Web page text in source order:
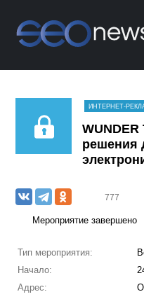
ИНТЕРНЕТ-
WUNDER
решения
777
Мероприятие завершено
Тип мероприятия:
Начало:
Адрес: